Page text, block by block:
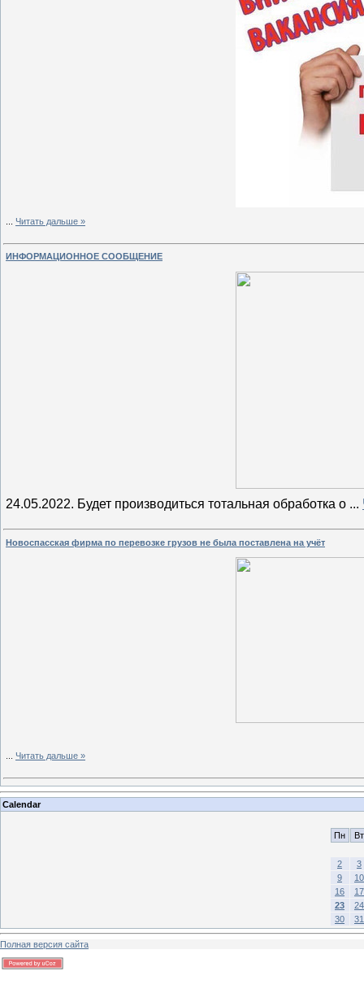
Читать дальше »
ИНФОРМАЦИОННОЕ СООБЩЕНИЕ
24.05.2022. Будет производиться тотальная обработка о ...
Новоспасская фирма по перевозке грузов не была поставлена на учёт
Читать дальше »
Calendar
Пн Вт
2
3
9
10
16
17
23
24
30
31
Полная версия сайта